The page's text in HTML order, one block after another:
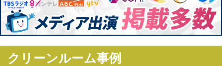
クリーンルーム事例